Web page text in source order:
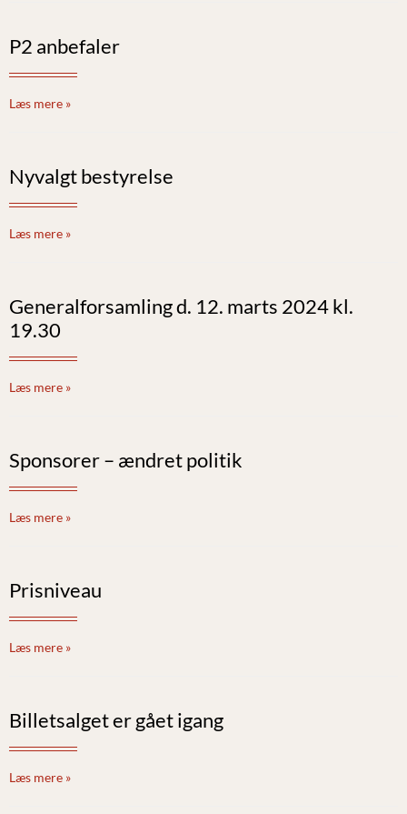
P2 anbefaler
Læs mere »
Nyvalgt bestyrelse
Læs mere »
General­for­sam­ling d. 12. marts 2024 kl.
19.30
Læs mere »
Sponsorer – ændret politik
Læs mere »
Prisniveau
Læs mere »
Billetsalget er gået igang
Læs mere »